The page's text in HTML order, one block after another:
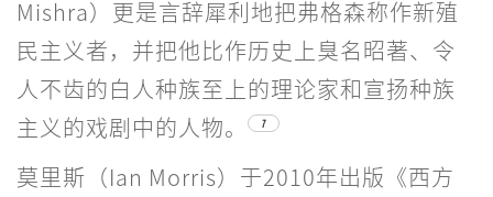
Mishra）更是言辞犀利地把弗格森称作新殖
民主义者，并把他比作历史上臭名昭著、令
人不齿的白人种族至上的理论家和宣扬种族
主义的戏剧中的人物。
7
莫里斯（Ian Morris）于2010年出版《西方